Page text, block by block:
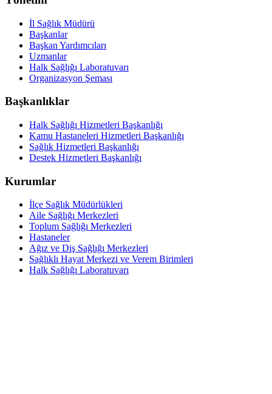
İl Sağlık Müdürü
Başkanlar
Başkan Yardımcıları
Uzmanlar
Halk Sağlığı Laboratuvarı
Organizasyon Şeması
Başkanlıklar
Halk Sağlığı Hizmetleri Başkanlığı
Kamu Hastaneleri Hizmetleri Başkanlığı
Sağlık Hizmetleri Başkanlığı
Destek Hizmetleri Başkanlığı
Kurumlar
İlçe Sağlık Müdürlükleri
Aile Sağlığı Merkezleri
Toplum Sağlığı Merkezleri
Hastaneler
Ağız ve Diş Sağlığı Merkezleri
Sağlıklı Hayat Merkezi ve Verem Birimleri
Halk Sağlığı Laboratuvarı